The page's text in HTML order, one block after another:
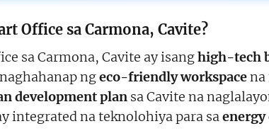
Office sa Carmona, Cavite?
sa Carmona, Cavite ay isanghigh-tech
ngeco-friendly workspacena
development plan sa Cavite na
integrated na teknolohiya para sa